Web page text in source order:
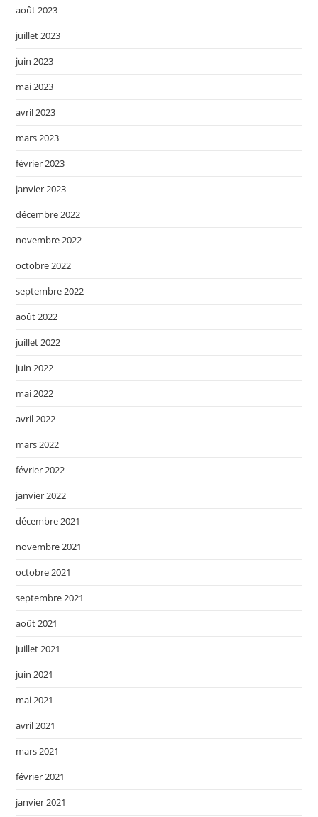
août 2023
juillet 2023
juin 2023
mai 2023
avril 2023
mars 2023
février 2023
janvier 2023
décembre 2022
novembre 2022
octobre 2022
septembre 2022
août 2022
juillet 2022
juin 2022
mai 2022
avril 2022
mars 2022
février 2022
janvier 2022
décembre 2021
novembre 2021
octobre 2021
septembre 2021
août 2021
juillet 2021
juin 2021
mai 2021
avril 2021
mars 2021
février 2021
janvier 2021